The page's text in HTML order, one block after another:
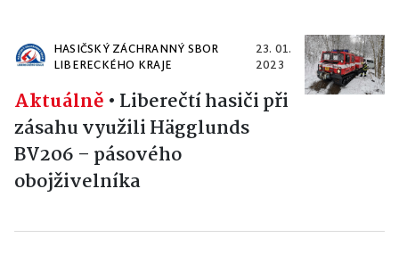
HASIČSKÝ ZÁCHRANNÝ SBOR
LIBERECKÉHO KRAJE
23. 01.
2023
Aktuálně • Liberečtí hasiči při
zásahu využili Hägglunds
BV206 – pásového
obojživelníka